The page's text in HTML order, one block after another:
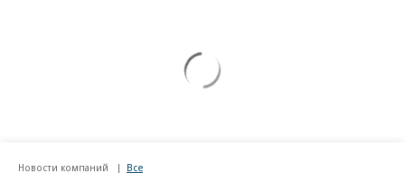
Новости компаний Все